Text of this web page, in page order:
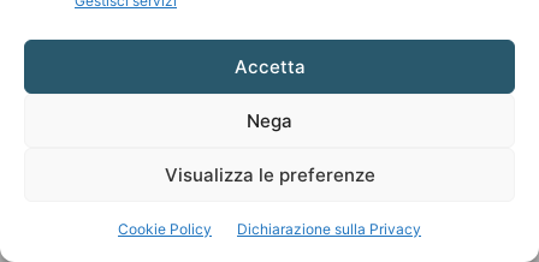
Accetta
Nega
Visualizza le preferenze
Cookie Policy Dichiarazione sulla Privacy